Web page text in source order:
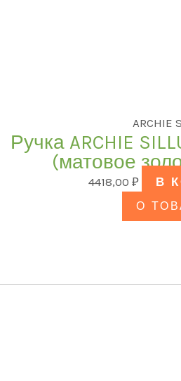
ARCHIE
Ручка ARCHIE
(матовое
4418,00₽ В
О